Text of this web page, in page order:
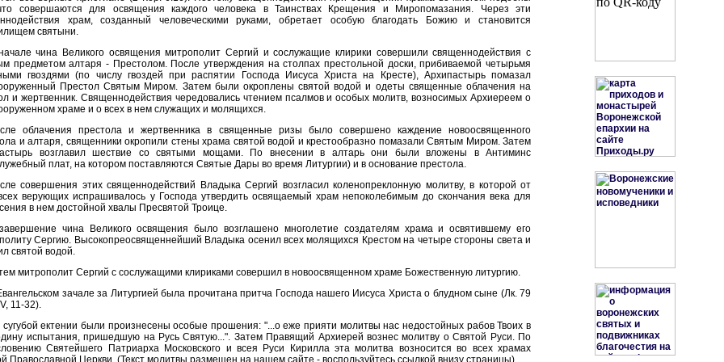
совершаются для освящения каждого человека в Таинствах Крещения и Миропомазания. Через эти
храм, созданный человеческими руками, обретает особую благодать Божию и становится
святыни.
чина Великого освящения митрополит Сергий и сослужащие клирики совершили священнодействия с
предметом алтаря - Престолом. После утверждения на столпах престольной доски, прибиваемой четырьмя
гвоздями (по числу гвоздей при распятии Господа Иисуса Христа на Кресте), Архипастырь помазал
Престол Святым Миром. Затем были окроплены святой водой и одеты священные облачения на
и жертвенник. Священнодействия чередовались чтением псалмов и особых молитв, возносимых Архиереем о
храме и о всех в нем служащих и молящихся.
облачения престола и жертвенника в священные ризы было совершено каждение новоосвященного
и алтаря, священники окропили стены храма святой водой и крестообразно помазали Святым Миром. Затем
возглавил шествие со святыми мощами. По внесении в алтарь они были вложены в Антиминс
плат, на котором поставляются Святые Дары во время Литургии) и в основание престола.
совершения этих священнодействий Владыка Сергий возгласил коленопреклонную молитву, в которой от
верующих испрашивалось у Господа утвердить освящаемый храм непоколебимым до скончания века для
в нем достойной хвалы Пресвятой Троице.
чина Великого освящения было возглашено многолетие создателям храма и освятившему его
Сергию. Высокопреосвященнейший Владыка осенил всех молящихся Крестом на четыре стороны света и
святой водой.
митрополит Сергий с сослужащими клириками совершил в новоосвященном храме Божественную литургию.
зачале за Литургией была прочитана притча Господа нашего Иисуса Христа о блудном сыне (Лк. 79
11-32).
ектении были произнесены особые прошения: "...о еже прияти молитвы нас недостойных рабов Твоих в
испытания, пришедшую на Русь Святую...". Затем Правящий Архиерей вознес молитву о Святой Руси. По
Святейшего Патриарха Московского и всея Руси Кирилла эта молитва возносится во всех храмах
Православной Церкви. (Текст молитвы размещен на нашем сайте - воспользуйтесь ссылкой внизу страницы).